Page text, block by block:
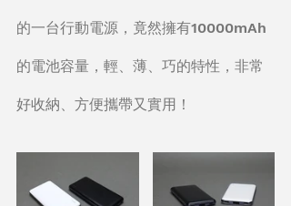
的一台行動電源，竟然擁有10000mAh
的電池容量，輕、薄、巧的特性，非常
好收納、方便攜帶又實用！